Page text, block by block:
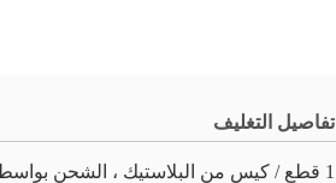
تفاصيل التغليف
1 قطع / كيس من البلاستيك ، الشحن